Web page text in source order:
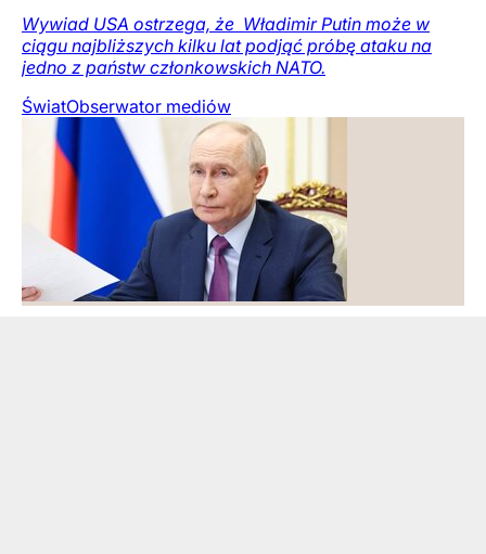
Wywiad USA ostrzega, że ​ Władimir Putin może w
ciągu najbliższych kilku lat podjąć próbę ataku na
jedno z państw członkowskich NATO.
ŚwiatObserwator mediów